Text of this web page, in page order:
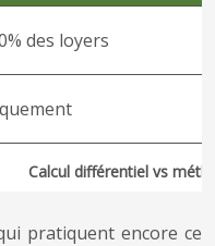
Calcul différentiel vs
des loyers
pratiquent encore ce